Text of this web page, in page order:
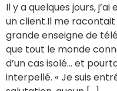
Il y a quelques jours,
un client.Il me
grande enseigne de
que tout le monde
d’un cas isolé… et
interpellé. « Je suis